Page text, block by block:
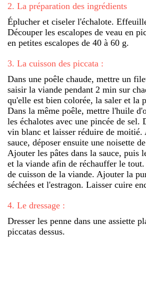
2. La préparation des ingrédients
Éplucher et ciseler l'échalote.
Découper les escalopes de veau en
en petites escalopes de 40 à 60 g.
3. La cuisson des piccata :
Dans une poêle chaude, mettre un
saisir la viande pendant 2 min sur
qu'elle est bien colorée, la saler et la
Dans la même poêle, mettre l'huile
les échalotes avec une pincée de sel.
vin blanc et laisser réduire de
sauce, déposer ensuite une noisette
Ajouter les pâtes dans la sauce, puis
et la viande afin de réchauffer le
de cuisson de la viande. Ajouter la
séchées et l'estragon. Laisser cuire
4. Le dressage :
Dresser les penne dans une assiette
piccatas dessus.